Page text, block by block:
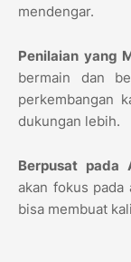
mendengar.
Penilaian yang
bermain dan
perkembangan
dukungan lebih.
Berpusat pada
akan fokus pada
bisa membuat